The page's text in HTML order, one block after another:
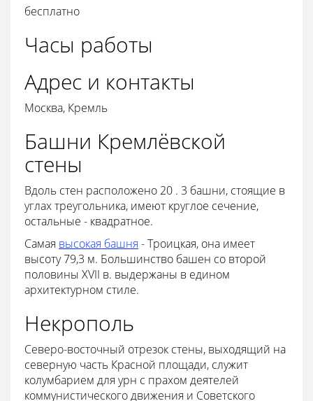
бесплатно
Часы работы
Адрес и контакты
Москва, Кремль
Башни Кремлёвской
стены
Вдоль стен расположено 20 . 3 башни, стоящие в
углах треугольника, имеют круглое сечение,
остальные - квадратное.
Самая высокая башня - Троицкая, она имеет
высоту 79,3 м. Большинство башен со второй
половины XVII в. выдержаны в едином
архитектурном стиле.
Некрополь
Северо-восточный отрезок стены, выходящий на
северную часть Красной площади, служит
колумбарием для урн с прахом деятелей
коммунистического движения и Советского